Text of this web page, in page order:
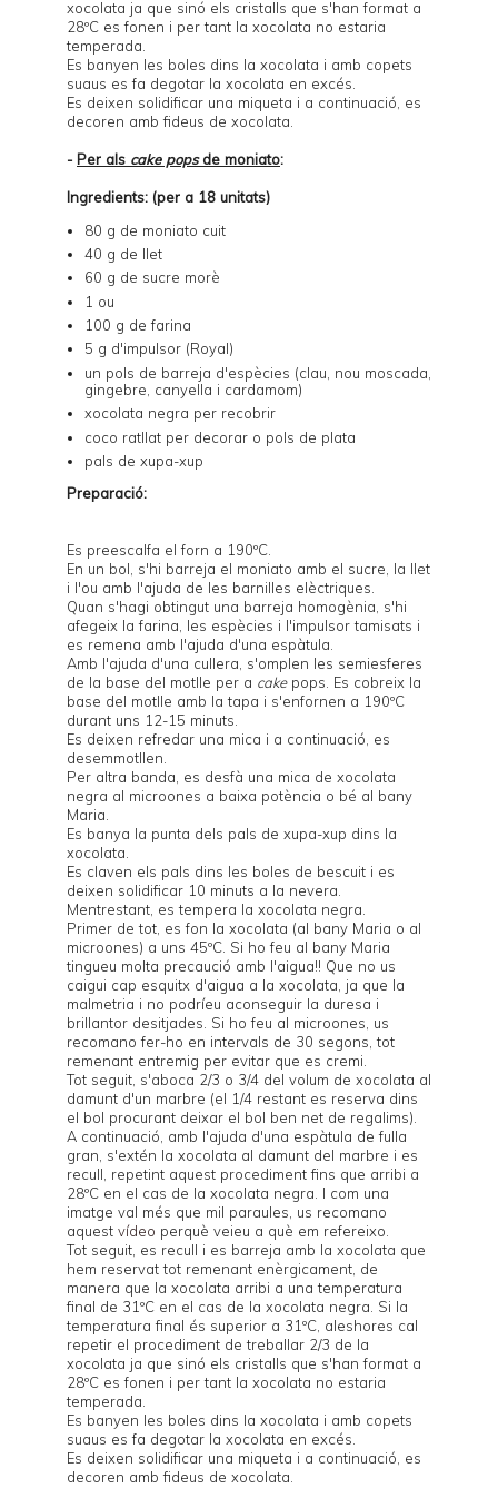
xocolata ja que sinó els cristalls que s'han format a
28ºC es fonen i per tant la xocolata no estaria
temperada.
Es banyen les boles dins la xocolata i amb copets
suaus es fa degotar la xocolata en excés.
Es deixen solidificar una miqueta i a continuació, es
decoren amb fideus de xocolata.
- Per als cake popsde moniato:
Ingredients: (per a 18 unitats)
80 g de moniato cuit
40 g de llet
60 g de sucre morè
1 ou
100 g de farina
5 g d'impulsor (Royal)
un pols de barreja d'espècies (clau, nou moscada,
gingebre, canyella i cardamom)
xocolata negra per recobrir
coco ratllat per decorar o pols de plata
pals de xupa-xup
Preparació:
Es preescalfa el forn a 190ºC.
En un bol, s'hi barreja el moniato amb el sucre, la llet
i l'ou amb l'ajuda de les barnilles elèctriques.
Quan s'hagi obtingut una barreja homogènia, s'hi
afegeix la farina, les espècies i l'impulsor tamisats i
es remena amb l'ajuda d'una espàtula.
Amb l'ajuda d'una cullera, s'omplen les semiesferes
de la base del motlle per a cakepops . Es cobreix la
base del motlle amb la tapa i s'enfornen a 190ºC
durant uns 12-15 minuts.
Es deixen refredar una mica i a continuació, es
desemmotllen.
Per altra banda, es desfà una mica de xocolata
negra al microones a baixa potència o bé al bany
Maria.
Es banya la punta dels pals de xupa-xup dins la
xocolata.
Es claven els pals dins les boles de bescuit i es
deixen solidificar 10 minuts a la nevera.
Mentrestant, es tempera la xocolata negra.
Primer de tot, es fon la xocolata (al bany Maria o al
microones) a uns 45ºC. Si ho feu al bany Maria
tingueu molta precaució amb l'aigua!! Que no us
caigui cap esquitx d'aigua a la xocolata, ja que la
malmetria i no podríeu aconseguir la duresa i
brillantor desitjades. Si ho feu al microones, us
recomano fer-ho en intervals de 30 segons, tot
remenant entremig per evitar que es cremi.
Tot seguit, s'aboca 2/3 o 3/4 del volum de xocolata al
damunt d'un marbre (el 1/4 restant es reserva dins
el bol procurant deixar el bol ben net de regalims).
A continuació, amb l'ajuda d'una espàtula de fulla
gran, s'extén la xocolata al damunt del marbre i es
recull, repetint aquest procediment fins que arribi a
28ºC en el cas de la xocolata negra. I com una
imatge val més que mil paraules, us recomano
aquest vídeo perquè veieu a què em refereixo.
Tot seguit, es recull i es barreja amb la xocolata que
hem reservat tot remenant enèrgicament, de
manera que la xocolata arribi a una temperatura
final de 31ºC en el cas de la xocolata negra. Si la
temperatura final és superior a 31ºC, aleshores cal
repetir el procediment de treballar 2/3 de la
xocolata ja que sinó els cristalls que s'han format a
28ºC es fonen i per tant la xocolata no estaria
temperada.
Es banyen les boles dins la xocolata i amb copets
suaus es fa degotar la xocolata en excés.
Es deixen solidificar una miqueta i a continuació, es
decoren amb fideus de xocolata.